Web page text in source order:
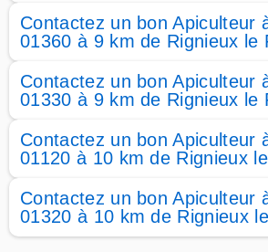
Contactez un bon Apiculteur
01360 à 9 km de Rignieux le
Contactez un bon Apiculteur
01330 à 9 km de Rignieux le
Contactez un bon Apiculteur
01120 à 10 km de Rignieux
Contactez un bon Apiculteur
01320 à 10 km de Rignieux